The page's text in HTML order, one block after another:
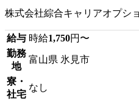
株式会社綜合キャリアオプシ
給与 時給1,750円〜
勤務
地
富山県 氷見市
寮・
社宅
なし